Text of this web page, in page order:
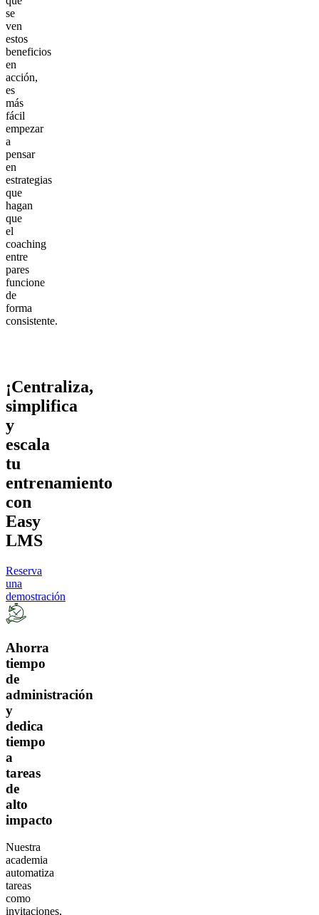
se
ven
estos
beneficios
en
acción,
es
más
fácil
empezar
a
pensar
en
estrategias
que
hagan
que
el
coaching
entre
pares
funcione
de
forma
consistente.
¡Centraliza,
simplifica
y
escala
tu
entrenamiento
con
Easy
LMS
Reserva
una
demostración
Ahorra
tiempo
de
administración
y
dedica
tiempo
a
tareas
de
alto
impacto
Nuestra
academia
automatiza
tareas
como
invitaciones,